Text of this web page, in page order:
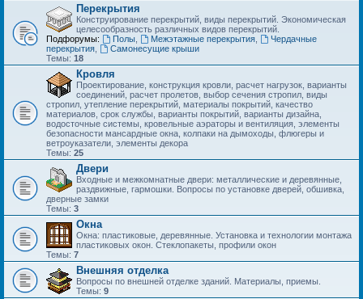
Перекрытия
Конструирование перекрытий, виды перекрытий. Экономическая
целесообразность различных видов перекрытий.
Подфорумы:
Полы, Межэтажные перекрытия,
Чердачные
перекрытия
Самонесущие крыши
Темы: 18
Кровля
Проектирование, конструкция кровли, расчет нагрузок, варианты
соединений, расчет пролетов, выбор сечения стропил, виды
стропил, утепление перекрытий, материалы покрытий, качество
материалов, срок службы, варианты покрытий, варианты дизайна,
водосточные системы, кровельные аэраторы и вентиляция, элементы
безопасности мансардные окна, колпаки на дымоходы, флюгеры и
ветроуказатели, элементы декора
Темы: 25
Двери
Входные и межкомнатные двери: металлические и деревянные,
раздвижные, гармошки. Вопросы по установке дверей, обшивка,
дверные замки
Темы: 3
Окна
Окна: пластиковые, деревянные. Установка и технологии монтажа
пластиковых окон. Стеклопакеты, профили окон
Темы: 7
Внешняя отделка
Вопросы по внешней отделке зданий. Материалы, приемы.
Темы: 9